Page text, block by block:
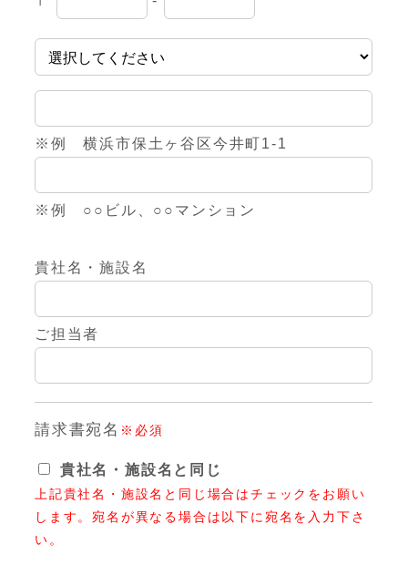
※例 横浜市保土ヶ谷区今井町1-1
※例 ○○ビル、○○マンション
貴社名・施設名
ご担当者
請求書宛名 ※必須
貴社名・施設名と同じ
上記貴社名・施設名と同じ場合はチェックをお願い
します。宛名が異なる場合は以下に宛名を入力下さ
い。